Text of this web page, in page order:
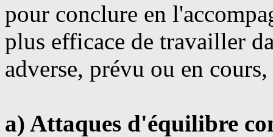
pour conclure en
plus efficace de travailler
adverse, prévu ou en
a) Attaques d'équilibre